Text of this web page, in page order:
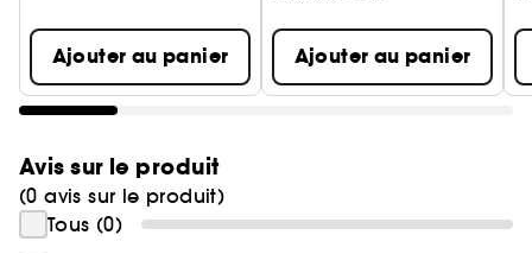
Ajouter au panier Ajouter au panier
Avis sur le produit
(0 avis sur le produit)
Tous (0)